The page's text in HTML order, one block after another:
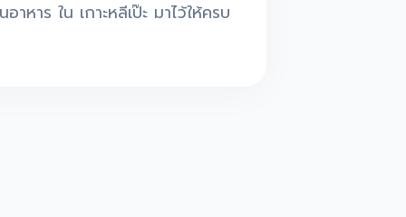
หาร ใน เกาะหลีเป๊ะ มาไว้ให้ครบ